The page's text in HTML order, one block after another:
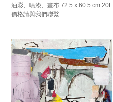
油彩、噴漆、畫布 72.5 x 60.5 cm 20F
價格請與我們聯繫